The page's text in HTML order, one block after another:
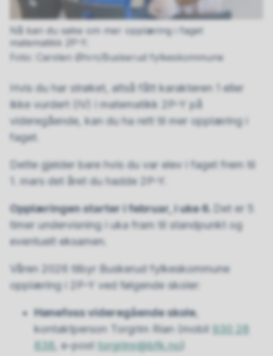
Nå kan du søke om mer opplæring i faget
matematikk 2P-Y.
Carsten Øhrn/Buskerud fylkeskommune
Hvis du har strøket, altså fått karakteren 1 eller
ikke vurdert (IV) i matematikk 2P-Y på
videregående, kan du ha rett til mer opplæring i
faget.
Dette gjelder bare hvis du var elev i faget frem til
1. mars det året du hadde 2P-Y.
Opplæringen starter i februar, i uke 6.
Det er 5
timer undervisning i uka fram til standpunkt og
eventuelt eksamen.
Våren 2026 tilbyr Buskerud fylkeskommune
opplæring i 2P-Y ved følgende skoler:
Hønefoss videregående skole,
kontaktperson Torgrim Rian (mobil 930 28
838 , e-post torgrimr@bfk.no)